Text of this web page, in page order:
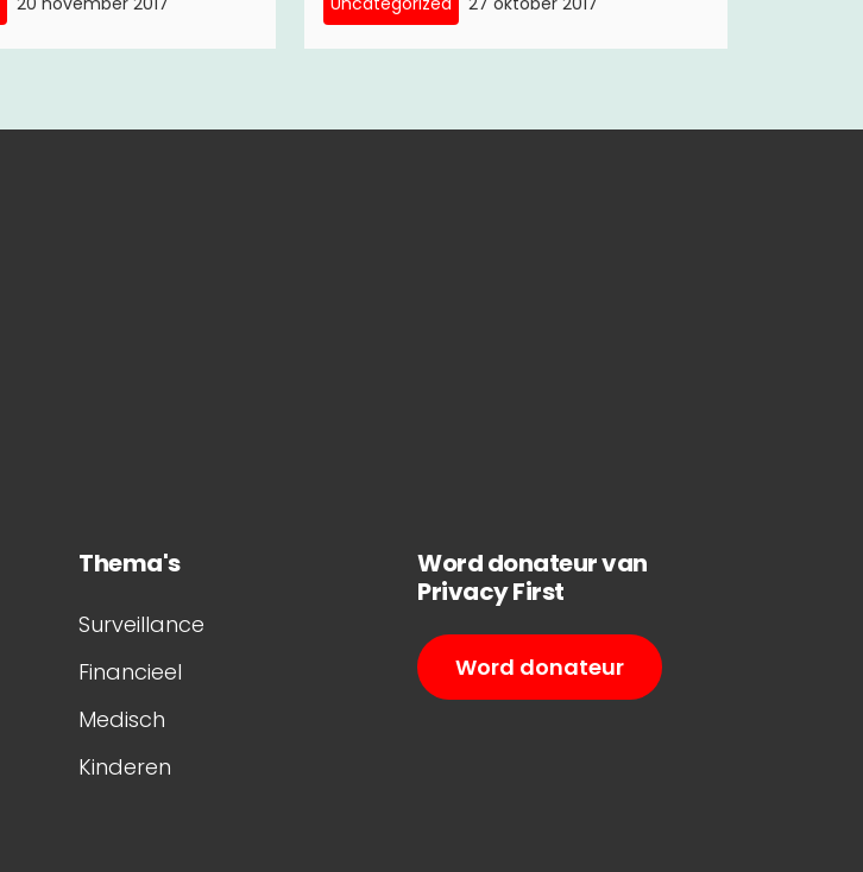
Thema's
Surveillance
Financieel
Medisch
Kinderen
Word donateur van
Privacy First
Word donateur